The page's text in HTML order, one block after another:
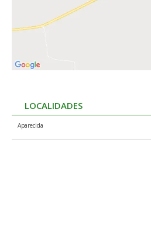
LOCALIDADES
Aparecida